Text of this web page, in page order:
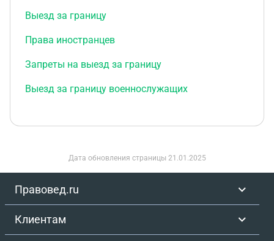
Выезд за границу
Права иностранцев
Запреты на выезд за границу
Выезд за границу военнослужащих
Дата обновления страницы 21.01.2025
Правовед.ru
Клиентам